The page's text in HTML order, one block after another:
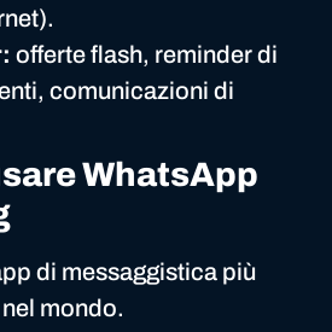
offerte flash, reminder di
comunicazioni di
WhatsApp
di messaggistica più
mondo.